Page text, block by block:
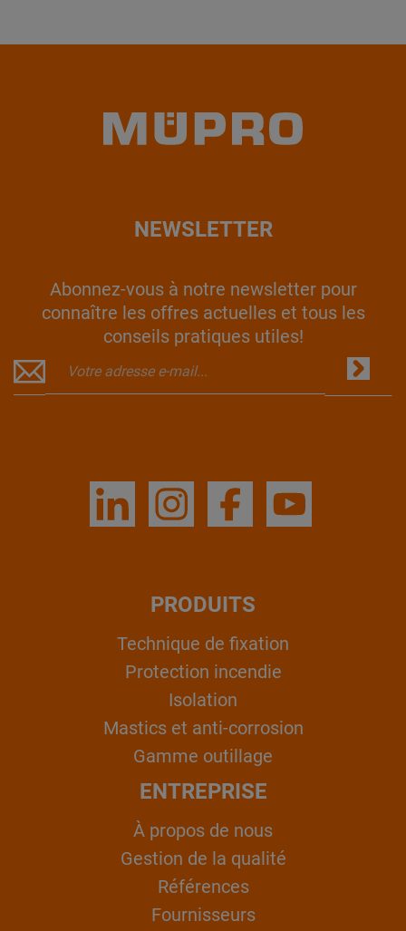
NEWSLETTER
Abonnez-vous à notre newsletter pour
connaître les offres actuelles et tous les
conseils pratiques utiles!
PRODUITS
Technique de fixation
Protection incendie
Isolation
Mastics et anti-corrosion
Gamme outillage
ENTREPRISE
À propos de nous
Gestion de la qualité
Références
Fournisseurs